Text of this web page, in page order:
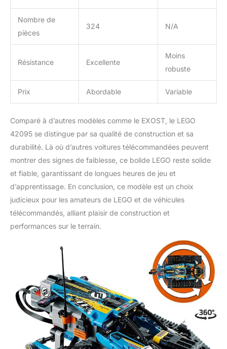
Nombre de
pièces
324 N/A
Résistance Excellente
Moins
robuste
Prix Abordable Variable
Comparé à d’autres modèles comme le EXOST, le LEGO
42095 se distingue par sa qualité de construction et sa
durabilité. Là où d’autres voitures télécommandées peuvent
montrer des signes de faiblesse, ce bolide LEGO reste solide
et fiable, garantissant de longues heures de jeu et
d’apprentissage. En conclusion, ce modèle est un choix
judicieux pour les amateurs de LEGO et de véhicules
télécommandés, alliant plaisir de construction et
performances sur le terrain.